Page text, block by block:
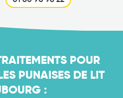
POUR
PUNAISES DE LIT
: